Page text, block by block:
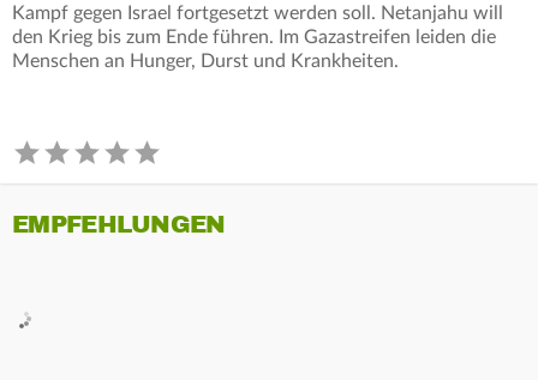
Kampf gegen Israel fortgesetzt werden soll. Netanjahu will
den Krieg bis zum Ende führen. Im Gazastreifen leiden die
Menschen an Hunger, Durst und Krankheiten.
EMPFEHLUNGEN